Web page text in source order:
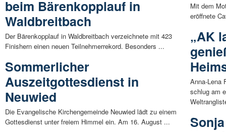
beim Bärenkopplauf in
Waldbreitbach
Der Bärenkopplauf in Waldbreitbach verzeichnete mit 423
Finishern einen neuen Teilnehmerrekord. Besonders ...
Sommerlicher
Auszeitgottesdienst in
Neuwied
Die Evangelische Kirchengemeinde Neuwied lädt zu einem
Gottesdienst unter freiem Himmel ein. Am 16. August ...
Mit dem
eröffnete
„AK
Anna-Lena
schlug am